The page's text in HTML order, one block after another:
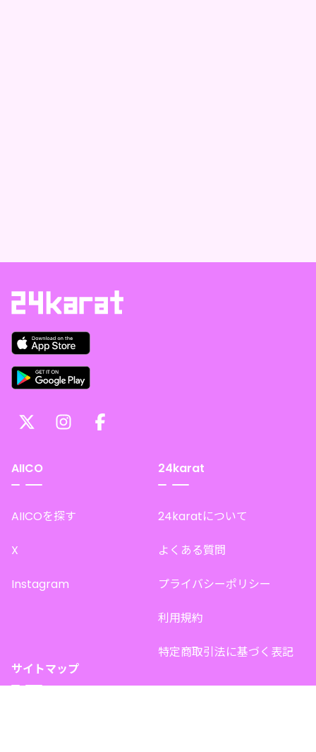
AIICO
AIICOを探す
X
Instagram
24karat
24karatについて
よくある質問
プライバシーポリシー
利用規約
特定商取引法に基づく表記
サイトマップ